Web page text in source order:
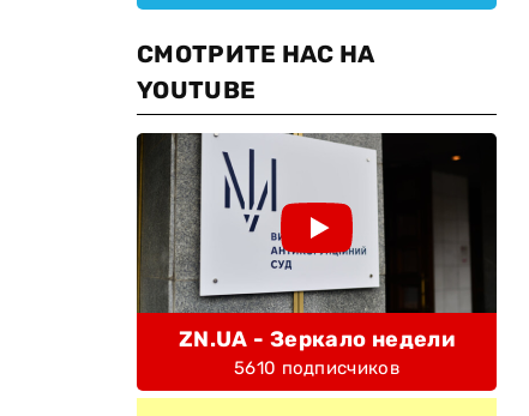
СМОТРИТЕ НАС НА
YOUTUBE
ZN.UA - Зеркало недели
5610 подписчиков